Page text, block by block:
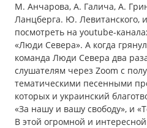
М. Анчарова, А. Галича, А.
Ланцберга. Ю. Левитанского,
посмотреть на youtube-
«Люди Севера». А когда
команда Люди Севера два
слушателям через Zoom с
тематическими песенными
которых и украинский
«За нашу и вашу свободу», и
В этой огромной и